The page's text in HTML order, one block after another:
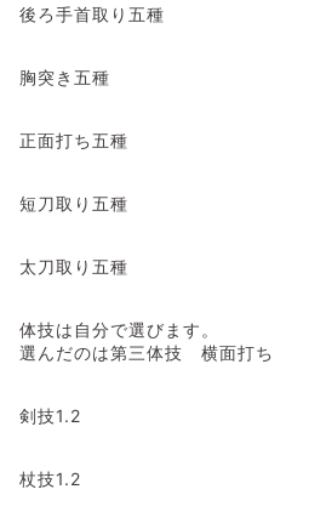
後ろ手首取り五種
胸突き五種
正面打ち五種
短刀取り五種
太刀取り五種
体技は自分で選びます。
選んだのは第三体技 横面打ち
剣技1.2
杖技1.2